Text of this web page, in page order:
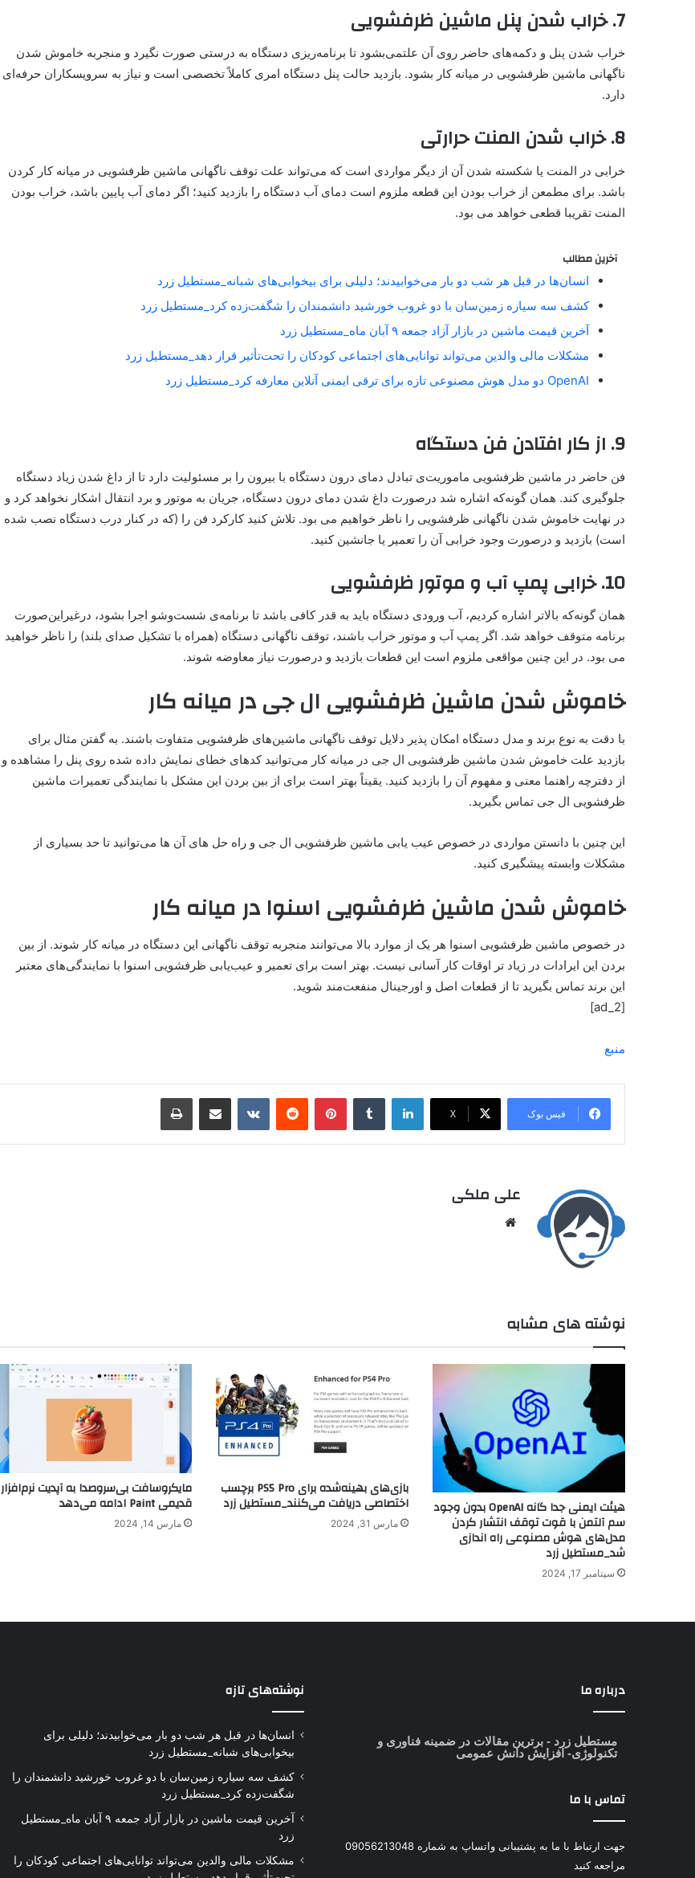
7. خراب شدن پنل ماشین ظرفشویی
خراب شدن پنل و دکمه‌های حاضر روی آن علتمی‌بشود تا برنامه‌ریزی دستگاه به درستی صورت نگیرد و منجربه خاموش شدن
ناگهانی ماشین ظرفشویی در میانه کار بشود. بازدید حالت پنل دستگاه امری کاملاً تخصصی است و نیاز به سرویسکاران حرفه‌ای
دارد.
8. خراب شدن المنت حرارتی
خرابی در المنت یا شکسته شدن آن از دیگر مواردی است که می‌تواند علت توقف ناگهانی ماشین ظرفشویی در میانه کار کردن
باشد. برای مطمعن از خراب بودن این قطعه ملزوم است دمای آب دستگاه را بازدید کنید؛ اگر دمای آب پایین باشد، خراب بودن
المنت تقریبا قطعی خواهد می بود.
آخرین مطالب
انسان‌ها در قبل هر شب دو بار می‌خوابیدند؛ دلیلی برای بیخوابی‌های شبانه_مستطیل زرد
کشف سه سیاره زمین‌سان با دو غروب خورشید دانشمندان را شگفت‌زده کرد_مستطیل زرد
آخرین قیمت ماشین در بازار آزاد جمعه ۹ آبان ماه_مستطیل زرد
مشکلات مالی والدین می‌تواند توانایی‌های اجتماعی کودکان را تحت‌تأثیر قرار دهد_مستطیل زرد
OpenAI دو مدل هوش مصنوعی تازه برای ترقی ایمنی آنلاین معارفه کرد_مستطیل زرد
9. از کار افتادن فن دستگاه
فن حاضر در ماشین‌ ظرفشویی ماموریت‌ی تبادل دمای درون دستگاه با بیرون را بر مسئولیت دارد تا از داغ شدن زیاد دستگاه
جلوگیری کند. همان گونه‌که اشاره شد در‌صورت داغ شدن دمای درون دستگاه، جریان به موتور و برد انتقال اشکار نخواهد کرد و
در نهایت خاموش شدن ناگهانی ظرفشویی را ناظر خواهیم می بود. تلاش کنید کار‌کرد فن را (که در کنار درب دستگاه نصب شده
است) بازدید و در‌صورت وجود خرابی آن را تعمیر یا جانشین کنید.
10. خرابی پمپ آب و موتور ظرفشویی
همان گونه‌که بالاتر اشاره کردیم، آب ورودی دستگاه باید به قدر کافی باشد تا برنامه‌ی شست‌وشو اجرا بشود، در‌غیراین‌صورت
برنامه متوقف خواهد شد. اگر پمپ آب و موتور خراب باشند، توقف ناگهانی دستگاه (همراه با تشکیل صدای بلند) را ناظر خواهید
می بود. در این چنین مواقعی ملزوم است این قطعات بازدید و درصورت نیاز معاوضه شوند.
خاموش شدن ماشین ظرفشویی ال جی در میانه کار
با دقت به نوع برند و مدل دستگاه امکان پذیر دلایل توقف ناگهانی ماشین‌های ظرفشویی متفاوت باشند. به گفتن مثال برای
بازدید علت خاموش شدن ماشین ظرفشویی ال جی در میانه کار می‌توانید کدهای خطای نمایش داده شده روی پنل را مشاهده و
از دفترچه راهنما معنی و مفهوم آن را بازدید کنید. یقیناً بهتر است برای از بین بردن این مشکل با نمایندگی تعمیرات ماشین
ظرفشویی ال جی تماس بگیرید.
این چنین با دانستن مواردی در خصوص عیب‌ یابی ماشین ظرفشویی ال جی و راه‌‌ حل های آن‌ ها می‌توانید تا حد بسیاری از
مشکلات وابسته پیشگیری کنید.
خاموش شدن ماشین ظرفشویی اسنوا در میانه کار
در خصوص ماشین ظرفشویی اسنوا هر یک از موارد بالا می‌توانند منجر‌به توقف ناگهانی این دستگاه در میانه کار شوند. از بین
بردن این ایرادات در زیاد تر اوقات کار آسانی نیست. بهتر است برای تعمیر و عیب‌یابی ظرفشویی اسنوا با نمایندگی‌های معتبر
این برند تماس بگیرید تا از قطعات اصل و اورجینال منفعت‌مند شوید.
[ad_2]
منبع
فیس بوک X
علی ملکی
نوشته های مشابه
هیئت ایمنی جدا گانه OpenAI بدون وجود
سم آلتمن با قوت توقف انتشار کردن
مدل‌های هوش مصنوعی راه اندازی
شد_مستطیل زرد
سپتامبر 17, 2024
بازی‌های بهینه‌شده برای PS5 Pro برچسب
اختصاصی دریافت می‌کنند_مستطیل زرد
مارس 31, 2024
مایکروسافت بی‌سروصدا به آپدیت نرم‌افزار
قدیمی Paint ادامه می‌دهد
مارس 14, 2024
درباره ما
مستطیل زرد - برترین مقالات در ضمینه فناوری و
تکنولوژی- افزایش دانش عمومی
تماس با ما
جهت ارتباط با ما به پشتیبانی واتساپ به شماره 09056213048
مراجعه کنید
نوشته‌های تازه
انسان‌ها در قبل هر شب دو بار می‌خوابیدند؛ دلیلی برای
بیخوابی‌های شبانه_مستطیل زرد
کشف سه سیاره زمین‌سان با دو غروب خورشید دانشمندان را
شگفت‌زده کرد_مستطیل زرد
آخرین قیمت ماشین در بازار آزاد جمعه ۹ آبان ماه_مستطیل
زرد
مشکلات مالی والدین می‌تواند توانایی‌های اجتماعی کودکان را